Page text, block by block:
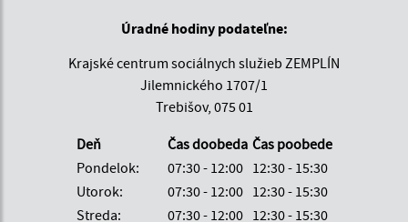
Úradné hodiny podateľne:
Krajské centrum sociálnych služieb ZEMPLÍN
Jilemnického 1707/1
Trebišov, 075 01
Deň Čas doobeda Čas poobede
Pondelok:
07:30 - 12:00 12:30 - 15:30
Utorok:
07:30 - 12:00 12:30 - 15:30
Streda:
07:30 - 12:00 12:30 - 15:30